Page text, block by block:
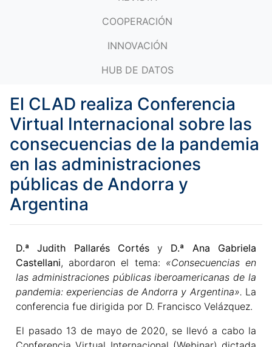
COOPERACIÓN
INNOVACIÓN
HUB DE DATOS
El CLAD realiza Conferencia
Virtual Internacional sobre las
consecuencias de la pandemia
en las administraciones
públicas de Andorra y
Argentina
D.ª Judith Pallarés Cortésy D.ª Ana Gabriela
Castellani, abordaron el tema: «Consecuencias en
las administraciones públicas iberoamericanas de la
pandemia: experiencias de Andorra y Argentina». La
conferencia fue dirigida por D. Francisco Velázquez.
El pasado 13 de mayo de 2020, se llevó a cabo la